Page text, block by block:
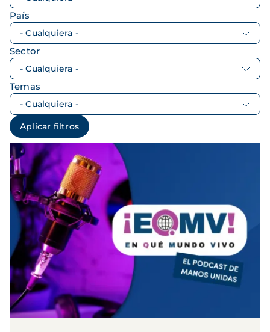
País
Sector
Temas